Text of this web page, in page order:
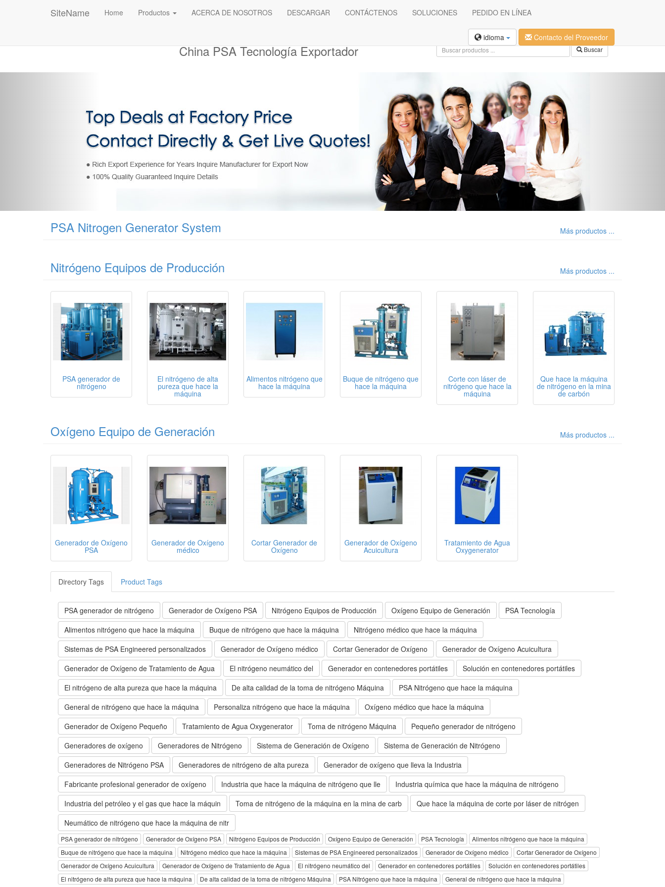
SiteName Home Productos ACERCA DE NOSOTROS DESCARGAR CONTÁCTENOS SOLUCIONES PEDIDO EN LÍNEA
idioma Contacto del Proveedor
China PSA Tecnología Exportador Buscar
PSA Nitrogen Generator System Más productos ...
Nitrógeno Equipos de Producción Más productos ...
PSA generador de
nitrógeno
El nitrógeno de alta
pureza que hace la
máquina
Alimentos nitrógeno que
hace la máquina
Buque de nitrógeno que
hace la máquina
Corte con láser de
nitrógeno que hace la
máquina
Que hace la máquina
de nitrógeno en la mina
de carbón
Oxígeno Equipo de Generación Más productos ...
Generador de Oxígeno
PSA
Generador de Oxígeno
médico
Cortar Generador de
Oxígeno
Generador de Oxígeno
Acuicultura
Tratamiento de Agua
Oxygenerator
Directory Tags Product Tags
PSA generador de nitrógeno Generador de Oxígeno PSA Nitrógeno Equipos de Producción Oxígeno Equipo de Generación
PSA Tecnología
Alimentos nitrógeno que hace la máquina
Buque de nitrógeno que hace la máquina
Nitrógeno médico que hace la máquina
Sistemas de PSA Engineered personalizados
Generador de Oxígeno médico Cortar Generador de Oxígeno
Generador de Oxígeno Acuicultura
Generador de Oxígeno de Tratamiento de Agua
El nitrógeno neumático del Generador en contenedores portátiles
Solución en contenedores portátiles
El nitrógeno de alta pureza que hace la máquina
De alta calidad de la toma de nitrógeno Máquina
PSA Nitrógeno que hace la máquina
General de nitrógeno que hace la máquina
Personaliza nitrógeno que hace la máquina
Oxígeno médico que hace la máquina
Generador de Oxígeno Pequeño
Tratamiento de Agua Oxygenerator Toma de nitrógeno Máquina
Pequeño generador de nitrógeno
Generadores de oxígeno
Generadores de Nitrógeno Sistema de Generación de Oxígeno
Sistema de Generación de Nitrógeno
Generadores de Nitrógeno PSA
Generadores de nitrógeno de alta pureza
Generador de oxígeno que lleva la Industria
Fabricante profesional generador de oxígeno
Industria que hace la máquina de nitrógeno que lle
Industria química que hace la máquina de nitrógeno
Industria del petróleo y el gas que hace la máquin
Toma de nitrógeno de la máquina en la mina de carb
Que hace la máquina de corte por láser de nitrógen
Neumático de nitrógeno que hace la máquina de nitr
PSA generador de nitrógeno Generador de Oxígeno PSA Nitrógeno Equipos de Producción Oxígeno Equipo de Generación PSA Tecnología
Alimentos nitrógeno que hace la máquina
Buque de nitrógeno que hace la máquina
Nitrógeno médico que hace la máquina Sistemas de PSA Engineered personalizados Generador de Oxígeno médico
Cortar Generador de Oxígeno
Generador de Oxígeno Acuicultura
Generador de Oxígeno de Tratamiento de Agua El nitrógeno neumático del Generador en contenedores portátiles
Solución en contenedores portátiles
El nitrógeno de alta pureza que hace la máquina
De alta calidad de la toma de nitrógeno Máquina PSA Nitrógeno que hace la máquina General de nitrógeno que hace la máquina